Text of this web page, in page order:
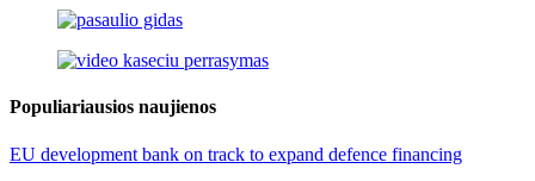
Populiariausios naujienos
EU development bank on track to expand defence financing